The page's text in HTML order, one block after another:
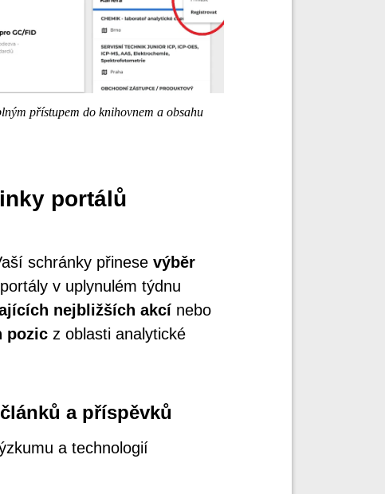
přístupem do knihovnem a obsahu
portálů
schránky přinese výběr
v uplynulém týdnu
nejbližších akcínebo
pozicz oblasti analytické
a příspěvků
a technologií